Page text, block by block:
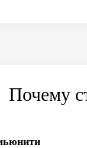
Почему